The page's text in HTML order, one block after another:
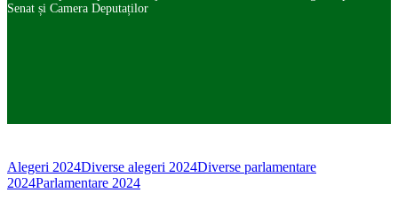
Senat și Camera Deputaților
Alegeri 2024Diverse alegeri 2024Diverse parlamentare
2024Parlamentare 2024